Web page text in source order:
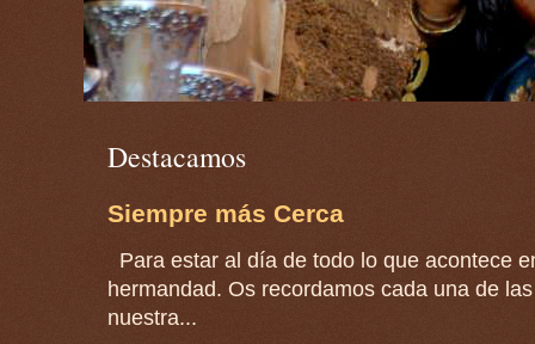
Destacamos
Siempre más Cerca
Para estar al día de todo lo que acontece
hermandad. Os recordamos cada una de
nuestra...